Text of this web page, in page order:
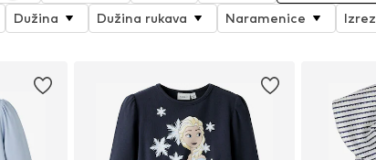
Dužina Dužina rukava Naramenice Izrez